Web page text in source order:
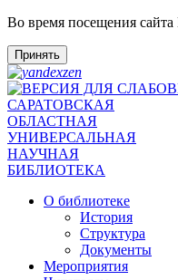
Во время посещения
Принять
САРАТОВСКАЯ
ОБЛАСТНАЯ
УНИВЕРСАЛЬНАЯ
НАУЧНАЯ
БИБЛИОТЕКА
О библиотеке
История
Структура
Документы
Мероприятия